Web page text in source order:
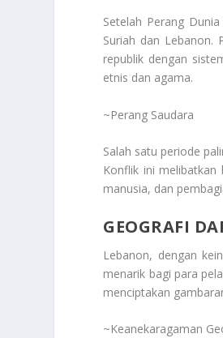
Setelah Perang
Suriah dan Lebanon.
republik dengan
etnis dan agama.
~Perang Saudara
Salah satu periode
Konflik ini
manusia, dan
GEOGRAFI
Lebanon, dengan
menarik bagi para
menciptakan
~Keanekaragaman